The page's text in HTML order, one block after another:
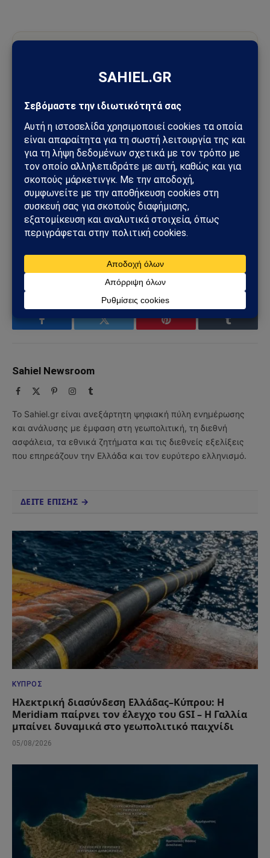
πρώτος τις σημαντικότερες ειδήσεις και αναλύσεις.
Add as a preferred source
Βρετανούς Τούρκοι υφαλοκρηπίδα
Φανούλα Αργυρού
Ακολουθήστε στο Instagram
Ακολουθήστε στο YouTube
Facebook Twitter Pinterest Tumblr
Sahiel Newsroom
Facebook PinterestInstagram
Tumblr
Το Sahiel.gr είναι ανεξάρτητη ψηφιακή πύλη ενημέρωσης
και ανάλυσης με έμφαση στη γεωπολιτική, τη διεθνή
ασφάλεια, τα εθνικά ζητήματα και τις διεθνείς εξελίξεις
που επηρεάζουν την Ελλάδα και τον ευρύτερο ελληνισμό.
ΔΕΙΤΕ ΕΠΙΣΗΣ →
ΚΎΠΡΟΣ
Ηλεκτρική διασύνδεση Ελλάδας–Κύπρου: Η
Meridiam παίρνει τον έλεγχο του GSI – Η Γαλλία
μπαίνει δυναμικά στο γεωπολιτικό παιχνίδι
05/08/2026